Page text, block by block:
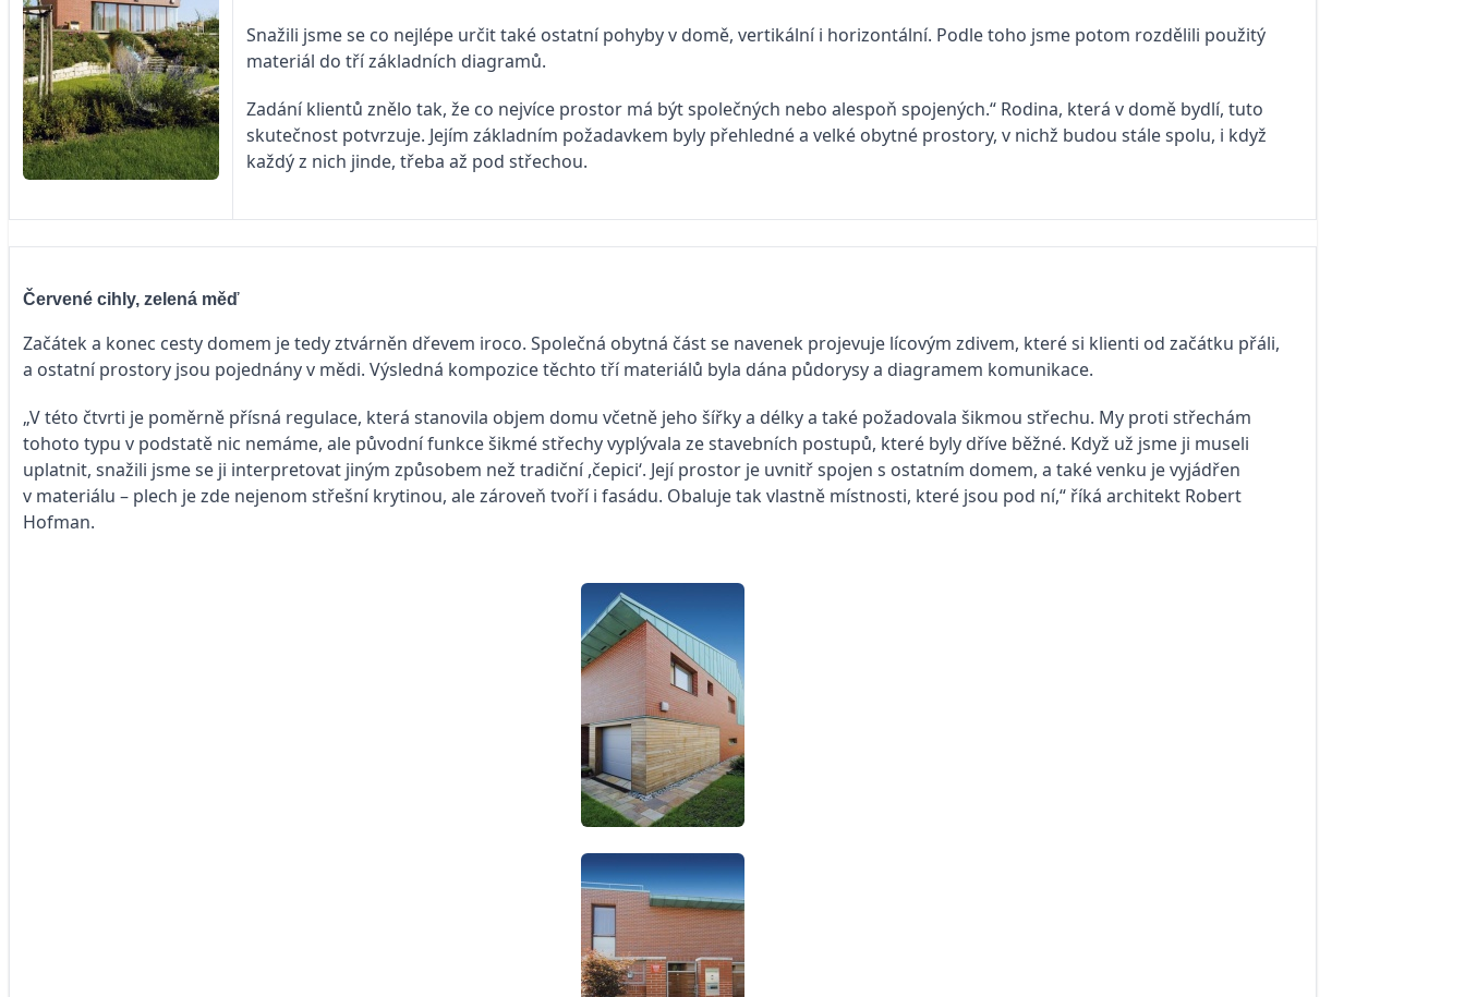
Snažili jsme se co nejlépe určit také ostatní pohyby v domě, vertikální i horizontální. Podle toho jsme potom rozdělili použitý
materiál do tří základních diagramů.
Zadání klientů znělo tak, že co nejvíce prostor má být společných nebo alespoň spojených.“ Rodina, která v domě bydlí, tuto
skutečnost potvrzuje. Jejím základním požadavkem byly přehledné a velké obytné prostory, v nichž budou stále spolu, i když
každý z nich jinde, třeba až pod střechou.
Červené cihly, zelená měď
Začátek a konec cesty domem je tedy ztvárněn dřevem iroco. Společná obytná část se navenek projevuje lícovým zdivem, které si klienti od začátku přáli,
a ostatní prostory jsou pojednány v mědi. Výsledná kompozice těchto tří materiálů byla dána půdorysy a diagramem komunikace.
„V této čtvrti je poměrně přísná regulace, která stanovila objem domu včetně jeho šířky a délky a také požadovala šikmou střechu. My proti střechám
tohoto typu v podstatě nic nemáme, ale původní funkce šikmé střechy vyplývala ze stavebních postupů, které byly dříve běžné. Když už jsme ji museli
uplatnit, snažili jsme se ji interpretovat jiným způsobem než tradiční ,čepici‘. Její prostor je uvnitř spojen s ostatním domem, a také venku je vyjádřen
v materiálu – plech je zde nejenom střešní krytinou, ale zároveň tvoří i fasádu. Obaluje tak vlastně místnosti, které jsou pod ní,“ říká architekt Robert
Hofman.